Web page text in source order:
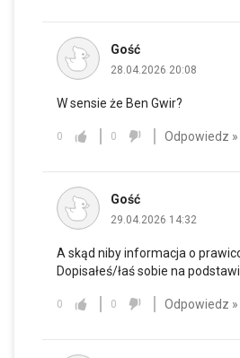
Gość
28.04.2026 20:08
W sensie że Ben Gwir?
0 0 Odpowiedz »
Gość
29.04.2026 14:32
A skąd niby informacja o
Dopisałeś/łaś sobie na
0 0 Odpowiedz »